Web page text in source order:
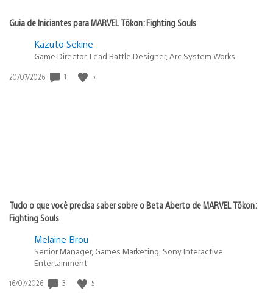
Guia de Iniciantes para MARVEL Tōkon: Fighting Souls
Kazuto Sekine
Game Director, Lead Battle Designer, Arc System Works
Data
20/07/2026 1 5
Tudo o que você precisa saber sobre o Beta Aberto de MARVEL Tōkon:
Fighting Souls
Melaine Brou
Senior Manager, Games Marketing, Sony Interactive
Entertainment
Data
16/07/2026 3 5